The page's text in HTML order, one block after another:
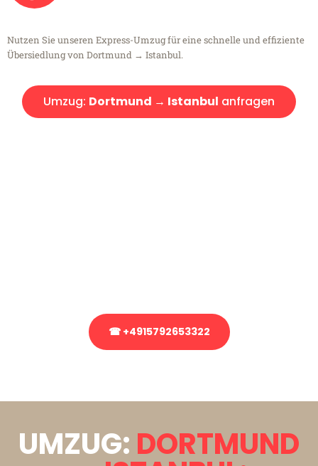
Nutzen Sie unseren Express-Umzug für eine schnelle und effiziente
Übersiedlung von Dortmund → Istanbul.
Umzug: Dortmund → Istanbul anfragen
☎ +4915792653322
UMZUG: DORTMUND